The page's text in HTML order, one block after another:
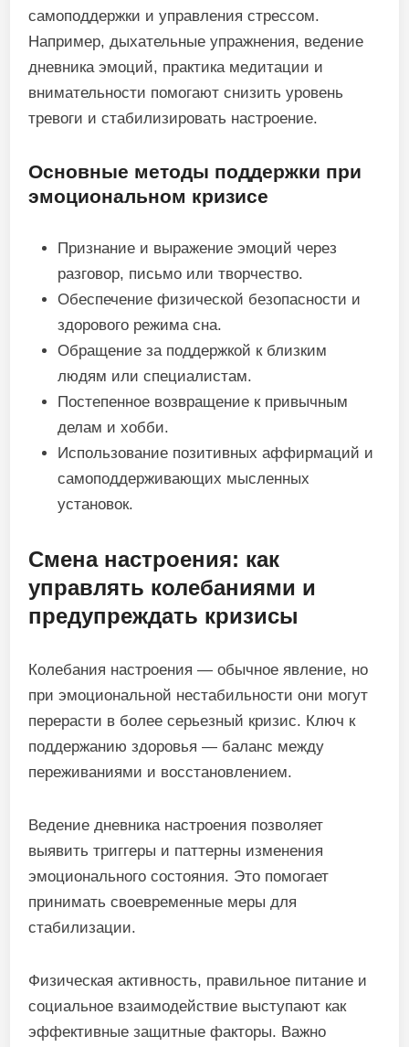
самоподдержки и управления стрессом.
Например, дыхательные упражнения, ведение
дневника эмоций, практика медитации и
внимательности помогают снизить уровень
тревоги и стабилизировать настроение.
Основные методы поддержки при
эмоциональном кризисе
Признание и выражение эмоций через
разговор, письмо или творчество.
Обеспечение физической безопасности и
здорового режима сна.
Обращение за поддержкой к близким
людям или специалистам.
Постепенное возвращение к привычным
делам и хобби.
Использование позитивных аффирмаций и
самоподдерживающих мысленных
установок.
Смена настроения: как
управлять колебаниями и
предупреждать кризисы
Колебания настроения — обычное явление, но
при эмоциональной нестабильности они могут
перерасти в более серьезный кризис. Ключ к
поддержанию здоровья — баланс между
переживаниями и восстановлением.
Ведение дневника настроения позволяет
выявить триггеры и паттерны изменения
эмоционального состояния. Это помогает
принимать своевременные меры для
стабилизации.
Физическая активность, правильное питание и
социальное взаимодействие выступают как
эффективные защитные факторы. Важно